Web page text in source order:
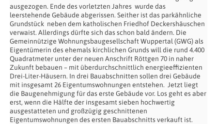
ausgezogen. Ende des vorletzten Jahres wurde das
leerstehende Gebäude abgerissen. Seither ist das parkähnliche
Grundstück neben dem katholischen Friedhof Deckershäuschen
verwaist. Allerdings dürfte sich das schon bald ändern. Die
Gemeinnützige Wohnungsbaugesellschaft Wuppertal (GWG) als
Eigentümerin des ehemals kirchlichen Grunds will die rund 4.400
Quadratmeter unter der neuen Anschrift Röttgen 70 in naher
Zukunft bebauen – mit überdurchschnittlich energieeffizienten
Drei-Liter-Häusern. In drei Bauabschnitten sollen drei Gebäude
mit insgesamt 26 Eigentumswohnungen entstehen. Jetzt liegt
die Baugenehmigung für das erste Gebäude vor. Los geht es aber
erst, wenn die Hälfte der insgesamt sieben hochwertig
ausgestatteten und großzügig geschnittenen
Eigentumswohnungen des ersten Bauabschnitts verkauft ist.